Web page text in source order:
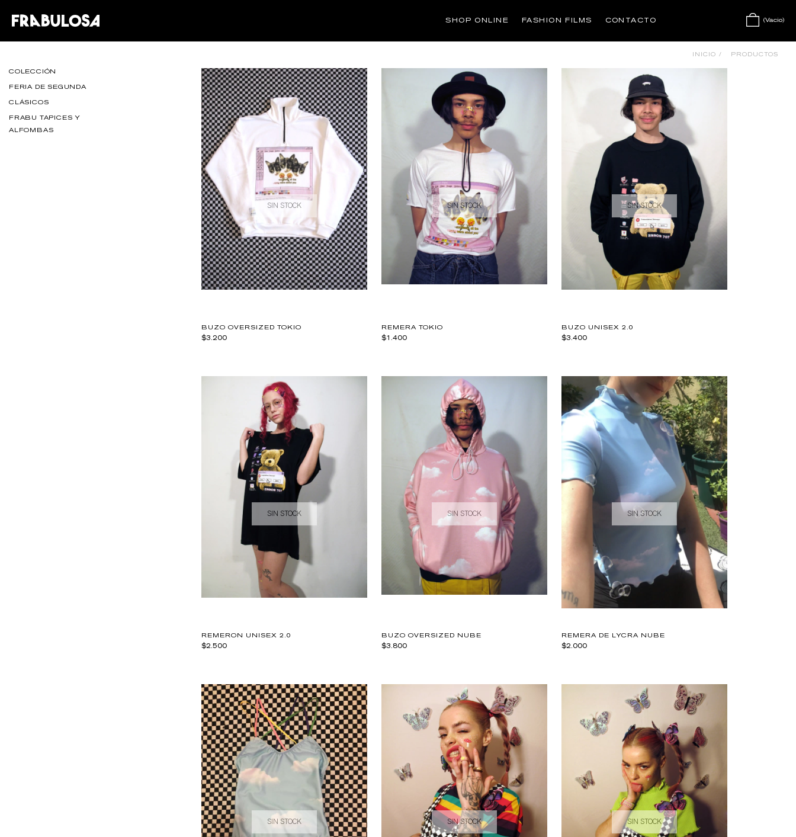
SHOP ONLINE FASHION FILMS CONTACTO (Vacio)
INICIO / PRODUCTOS
COLECCIÓN
FERIA DE SEGUNDA
CLÁSICOS
FRABU TAPICES Y
ALFOMBAS
SIN STOCK
BUZO OVERSIZED TOKIO
$3.200
SIN STOCK
REMERA TOKIO
$1.400
SIN STOCK
BUZO UNISEX 2.0
$3.400
SIN STOCK
REMERON UNISEX 2.0
$2.500
SIN STOCK
BUZO OVERSIZED NUBE
$3.800
SIN STOCK
REMERA DE LYCRA NUBE
$2.000
SIN STOCK SIN STOCK SIN STOCK